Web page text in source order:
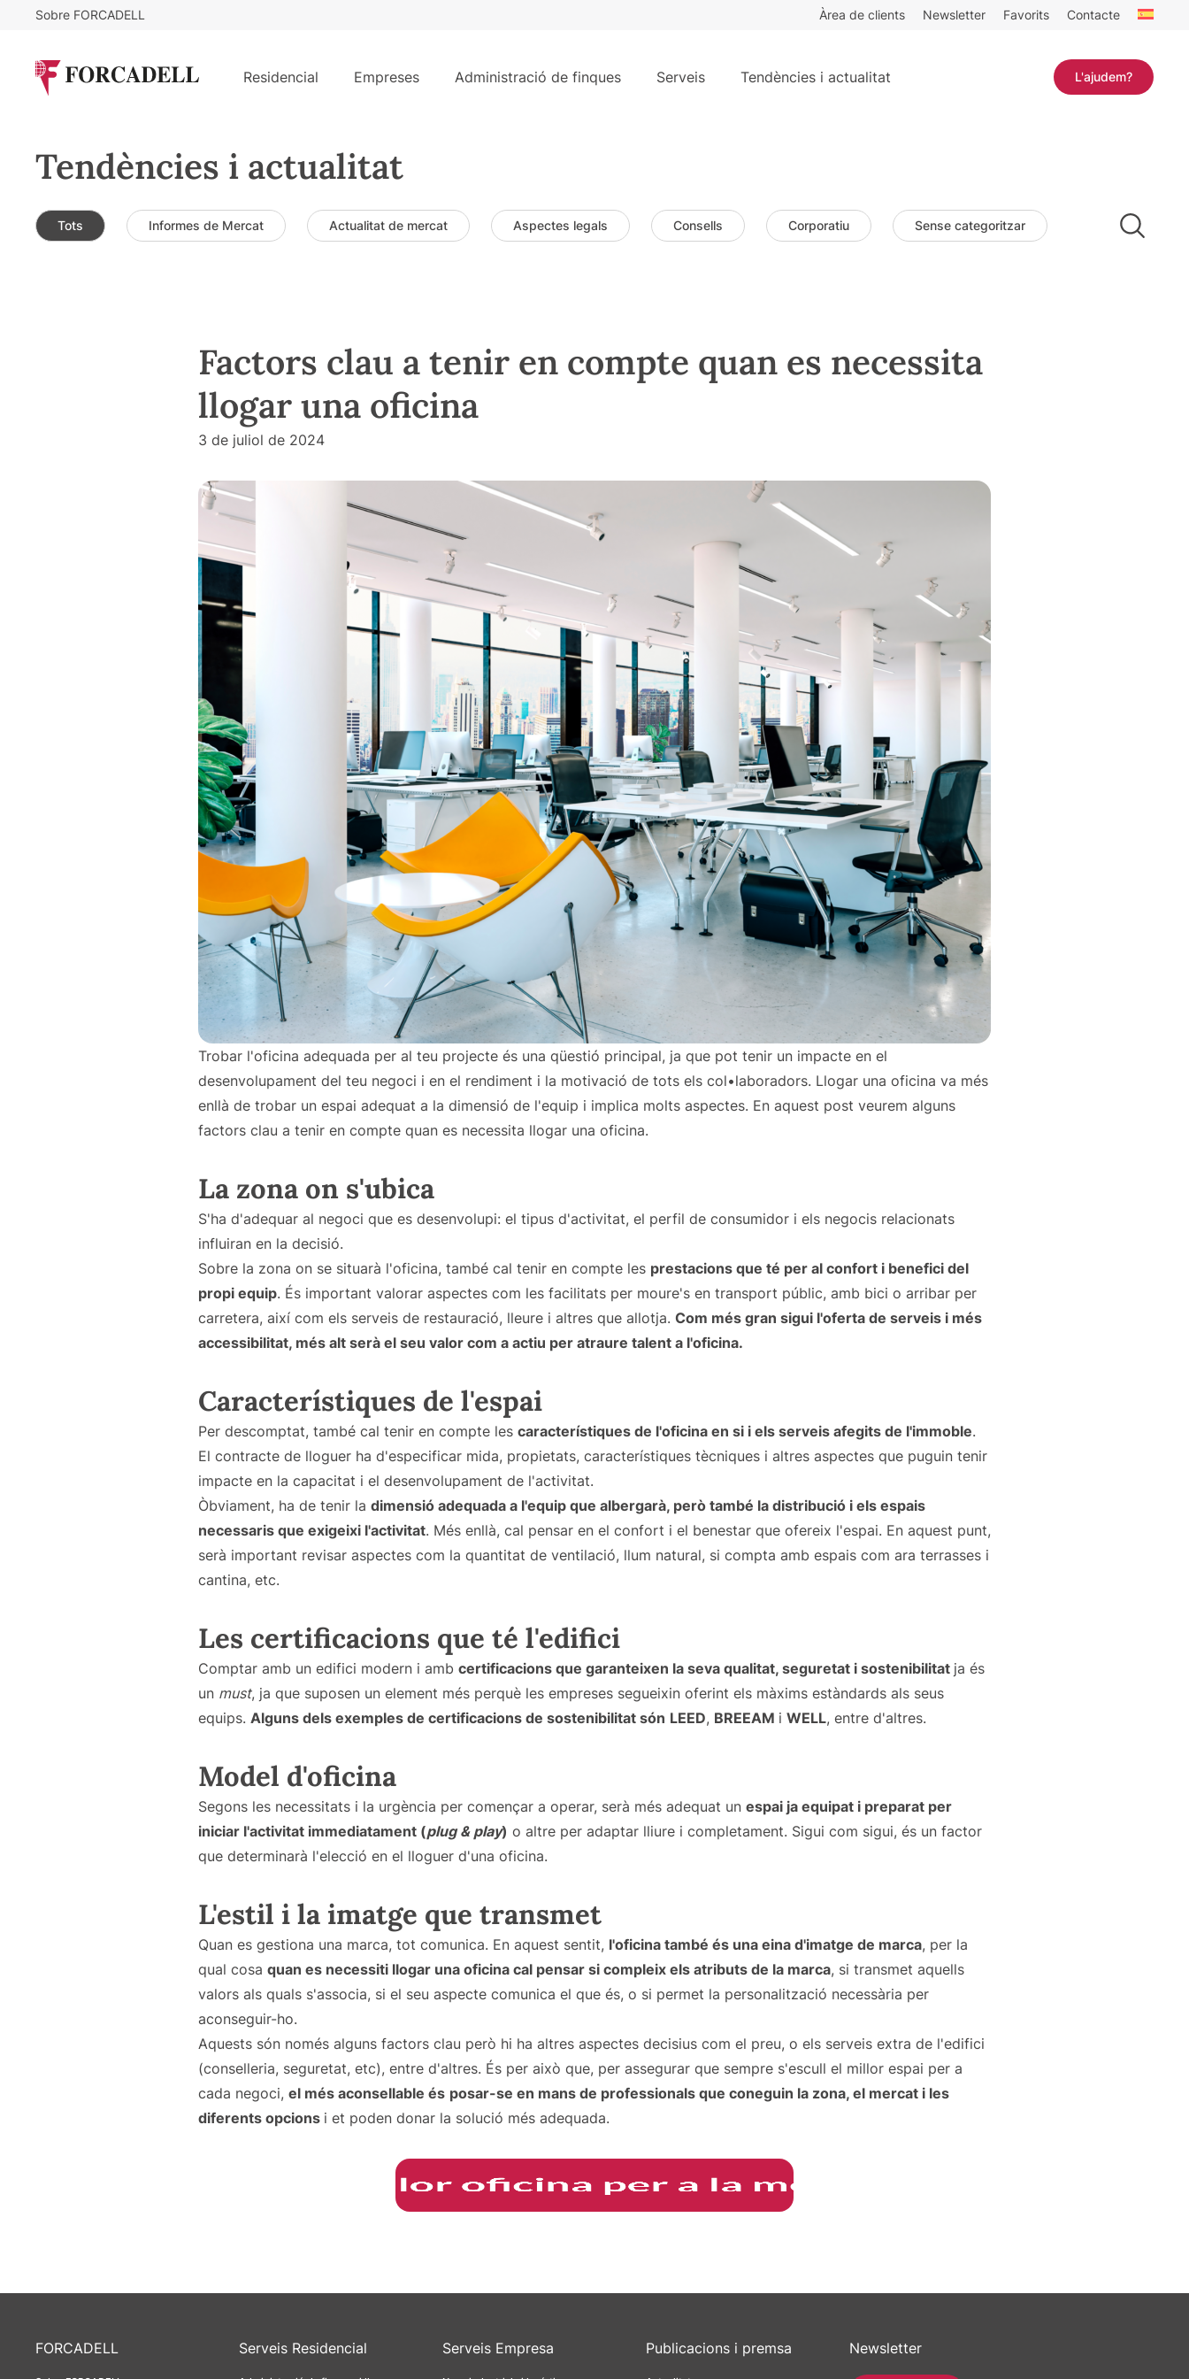
Sobre FORCADELL Àrea de clients Newsletter Favorits Contacte
Residencial Empreses Administració de finques Serveis Tendències i actualitat L'ajudem?
Tendències i actualitat
Tots Informes de Mercat Actualitat de mercat Aspectes legals Consells Corporatiu Sense categoritzar
Factors clau a tenir en compte quan es necessita
llogar una oficina
3 de juliol de 2024
Trobar l'oficina adequada per al teu projecte és una qüestió principal, ja que pot tenir un impacte en el
desenvolupament del teu negoci i en el rendiment i la motivació de tots els col•laboradors. Llogar una oficina va més
enllà de trobar un espai adequat a la dimensió de l'equip i implica molts aspectes. En aquest post veurem alguns
factors clau a tenir en compte quan es necessita llogar una oficina.
La zona on s'ubica
S'ha d'adequar al negoci que es desenvolupi: el tipus d'activitat, el perfil de consumidor i els negocis relacionats
influiran en la decisió.
Sobre la zona on se situarà l'oficina, també cal tenir en compte les prestacions que té per al confort i benefici del
propi equip. És important valorar aspectes com les facilitats per moure's en transport públic, amb bici o arribar per
carretera, així com els serveis de restauració, lleure i altres que allotja. Com més gran sigui l'oferta de serveis i més
accessibilitat, més alt serà el seu valor com a actiu per atraure talent a l'oficina.
Característiques de l'espai
Per descomptat, també cal tenir en compte les característiques de l'oficina en si i els serveis afegits de l'immoble.
El contracte de lloguer ha d'especificar mida, propietats, característiques tècniques i altres aspectes que puguin tenir
impacte en la capacitat i el desenvolupament de l'activitat.
Òbviament, ha de tenir la dimensió adequada a l'equip que albergarà, però també la distribució i els espais
necessaris que exigeixi l'activitat. Més enllà, cal pensar en el confort i el benestar que ofereix l'espai. En aquest punt,
serà important revisar aspectes com la quantitat de ventilació, llum natural, si compta amb espais com ara terrasses i
cantina, etc.
Les certificacions que té l'edifici
Comptar amb un edifici modern i amb certificacions que garanteixen la seva qualitat, seguretat i sostenibilitat ja és
un must, ja que suposen un element més perquè les empreses segueixin oferint els màxims estàndards als seus
equips. Alguns dels exemples de certificacions de sostenibilitat són LEED, BREEAM i WELL, entre d'altres.
Model d'oficina
Segons les necessitats i la urgència per començar a operar, serà més adequat un espai ja equipat i preparat per
iniciar l'activitat immediatament (plug & play) o altre per adaptar lliure i completament. Sigui com sigui, és un factor
que determinarà l'elecció en el lloguer d'una oficina.
L'estil i la imatge que transmet
Quan es gestiona una marca, tot comunica. En aquest sentit, l'oficina també és una eina d'imatge de marca, per la
qual cosa quan es necessiti llogar una oficina cal pensar si compleix els atributs de la marca, si transmet aquells
valors als quals s'associa, si el seu aspecte comunica el que és, o si permet la personalització necessària per
aconseguir-ho.
Aquests són només alguns factors clau però hi ha altres aspectes decisius com el preu, o els serveis extra de l'edifici
(conselleria, seguretat, etc), entre d'altres. És per això que, per assegurar que sempre s'escull el millor espai per a
cada negoci, el més aconsellable és posar-se en mans de professionals que coneguin la zona, el mercat i les
diferents opcions i et poden donar la solució més adequada.
FORCADELL Serveis Residencial Serveis Empresa Publicacions i premsa Newsletter